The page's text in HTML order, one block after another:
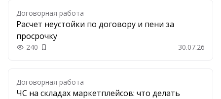
Договорная работа
Расчет неустойки по договору и пени за
просрочку
240 Добавить в закладки 30.07.26
Договорная работа
ЧС на складах маркетплейсов: что делать